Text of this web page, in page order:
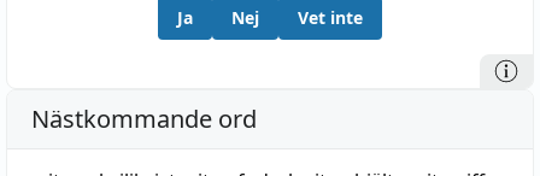
Ja Nej Vet inte
Nästkommande ord